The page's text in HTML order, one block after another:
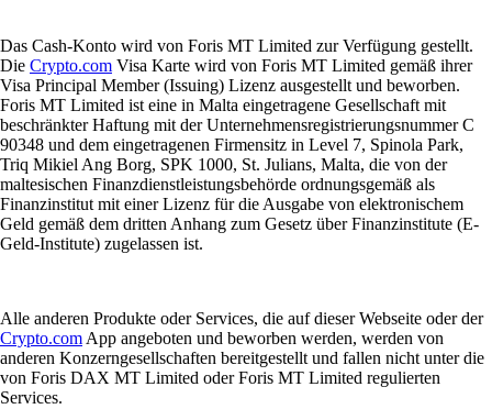
Das Cash-Konto wird von Foris MT Limited zur Verfügung gestellt.
Die Crypto.com Visa Karte wird von Foris MT Limited gemäß ihrer
Visa Principal Member (Issuing) Lizenz ausgestellt und beworben.
Foris MT Limited ist eine in Malta eingetragene Gesellschaft mit
beschränkter Haftung mit der Unternehmensregistrierungsnummer C
90348 und dem eingetragenen Firmensitz in Level 7, Spinola Park,
Triq Mikiel Ang Borg, SPK 1000, St. Julians, Malta, die von der
maltesischen Finanzdienstleistungsbehörde ordnungsgemäß als
Finanzinstitut mit einer Lizenz für die Ausgabe von elektronischem
Geld gemäß dem dritten Anhang zum Gesetz über Finanzinstitute (E-
Geld-Institute) zugelassen ist.
Alle anderen Produkte oder Services, die auf dieser Webseite oder der
Crypto.com App angeboten und beworben werden, werden von
anderen Konzerngesellschaften bereitgestellt und fallen nicht unter die
von Foris DAX MT Limited oder Foris MT Limited regulierten
Services.